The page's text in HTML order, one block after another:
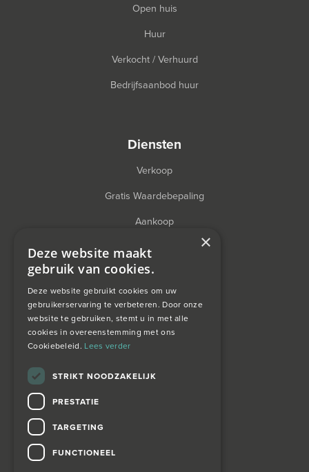
Open huis
Huur
Verkocht / Verhuurd
Bedrijfsaanbod huur
diensten
Verkoop
Gratis Waardebepaling
Aankoop
Financieel Advies
Taxatie
over ons
×
Deze website maakt
gebruik van cookies.
Deze website gebruikt cookies om uw
gebruikerservaring te verbeteren. Door onze
website te gebruiken, stemt u in met alle
cookies in overeenstemming met ons
Cookiebeleid. Lees verder
STRIKT NOODZAKELIJK
PRESTATIE
TARGETING
FUNCTIONEEL